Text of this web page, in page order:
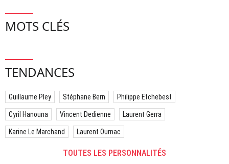
MOTS CLÉS
TENDANCES
Guillaume Pley Stéphane Bern Philippe Etchebest
Cyril Hanouna Vincent Dedienne Laurent Gerra
Karine Le Marchand Laurent Ournac
TOUTES LES PERSONNALITÉS